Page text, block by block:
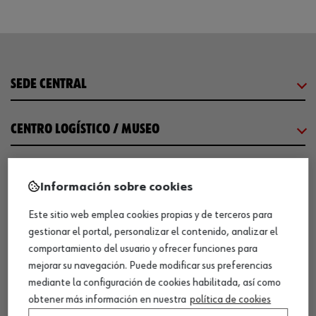
SEDE CENTRAL
CENTRO LOGÍSTICO / MUSEO
COMUNICACIÓN
WORKINWÜRTH
NUESTROS CERTIFICADOS
Información sobre cookies
Este sitio web emplea cookies propias y de terceros para
gestionar el portal, personalizar el contenido, analizar el
comportamiento del usuario y ofrecer funciones para
mejorar su navegación. Puede modificar sus preferencias
mediante la configuración de cookies habilitada, así como
obtener más información en nuestra política de cookies